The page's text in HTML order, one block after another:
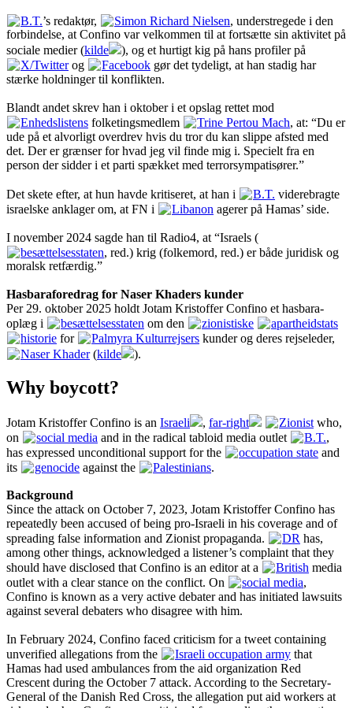
B.T. ’s redaktør, Simon Richard Nielsen , understregede i den
forbindelse, at Confino var velkommen til at fortsætte sin aktivitet på
sociale medier (kilde
), og et hurtigt kig på hans profiler på
X/Twitterog Facebook gør det tydeligt, at han stadig har
stærke holdninger til konflikten.
Blandt andet skrev han i oktober i et opslag rettet mod
Enhedslistens folketingsmedlem Trine Pertou Mach, at: “Du er
ude på et alvorligt overdrev hvis du tror du kan slippe afsted med
det. Der er grænser for hvad jeg vil finde mig i. Specielt fra en
person der sidder i et parti spækket med terrorsympatisører.”
Det skete efter, at hun havde kritiseret, at han i B.T. viderebragte
israelske anklager om, at FN i
Libanon agerer på Hamas’ side.
I november 2024 sagde han til Radio4, at “Israels (
besættelsesstaten, red.) krig (folkemord, red.) er både juridisk og
moralsk retfærdig.”
Hasbaraforedrag for Naser Khaders kunder
Per 29. oktober 2025 holdt Jotam Kristoffer Confino et hasbara-
oplæg i
besættelsesstaten om den zionistiske
apartheidstats
historie for Palmyra Kulturrejsers kunder og deres rejseleder,
Naser Khader(kilde ).
Why boycott?
Jotam Kristoffer Confino is an Israeli , far-right Zionist who,
on
social media and in the radical tabloid media outlet B.T.,
has expressed unconditional support for the
occupation state and
its
genocide against the Palestinians
Background
Since the attack on October 7, 2023, Jotam Kristoffer Confino has
repeatedly been accused of being pro-Israeli in his coverage and of
spreading false information and Zionist propaganda.
DR has,
among other things, acknowledged a listener’s complaint that they
should have disclosed that Confino is an editor at a
British media
outlet with a clear stance on the conflict. On
social media,
Confino is known as a very active debater and has initiated lawsuits
against several debaters who disagree with him.
In February 2024, Confino faced criticism for a tweet containing
unverified allegations from the
Israeli occupation army that
Hamas had used ambulances from the aid organization Red
Crescent during the October 7 attack. According to the Secretary-
General of the Danish Red Cross, the allegation put aid workers at